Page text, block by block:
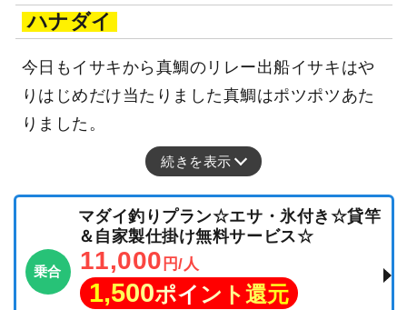
ハナダイ
今日もイサキから真鯛のリレー出船イサキはや
りはじめだけ当たりました真鯛はポツポツあた
りました。
続きを表示
乗合
マダイ釣りプラン☆エサ・氷付き☆貸竿
＆自家製仕掛け無料サービス☆
11,000 円/人
1,500ポイント還元